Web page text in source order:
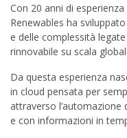
Con 20 anni di
Renewables ha
e delle complessità
rinnovabile su scala
Da questa esperienza
in cloud pensata per
attraverso l’automazione
e con informazioni in